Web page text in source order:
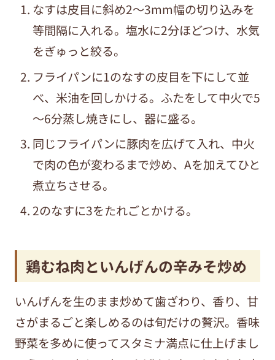
なすは皮目に斜め2～3mm幅の切り込みを
等間隔に入れる。塩水に2分ほどつけ、水気
をぎゅっと絞る。
フライパンに1のなすの皮目を下にして並
べ、米油を回しかける。ふたをして中火で5
～6分蒸し焼きにし、器に盛る。
同じフライパンに豚肉を広げて入れ、中火
で肉の色が変わるまで炒め、Aを加えてひと
煮立ちさせる。
2のなすに3をたれごとかける。
鶏むね肉といんげんの辛みそ炒め
いんげんを生のまま炒めて歯ざわり、香り、甘
さがまるごと楽しめるのは旬だけの贅沢。香味
野菜を多めに使ってスタミナ満点に仕上げまし